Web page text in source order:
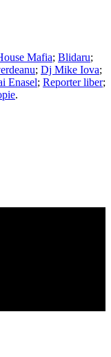
Mafia; Blidaru;
; Dj Mike Iova;
Enasel; Reporter liber;
.